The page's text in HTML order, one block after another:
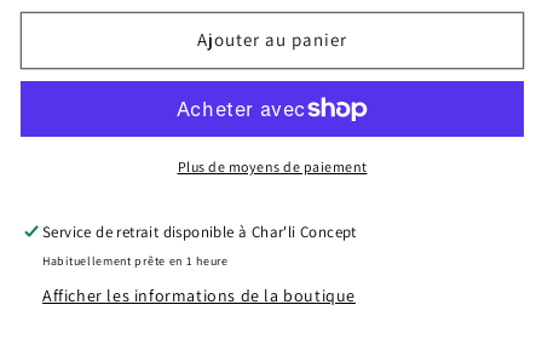
quantité
Jonc
Silver
quantité
Jonc
Dark
Silver
Ajouter au panier
Plus de moyens de paiement
Service de retrait disponible à Char'li Concept
Habituellement prête en 1 heure
Afficher les informations de la boutique